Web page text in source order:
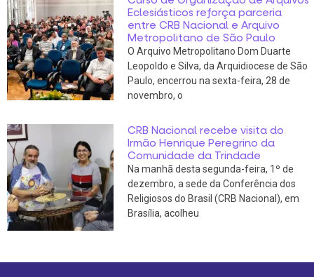
Eclesiásticos reforça parceria
entre CRB Nacional e Arquivo
Metropolitano de São Paulo
O Arquivo Metropolitano Dom Duarte
Leopoldo e Silva, da Arquidiocese de São
Paulo, encerrou na sexta-feira, 28 de
novembro, o
CRB Nacional recebe visita do
Irmão Henrique Peregrino da
Comunidade da Trindade
Na manhã desta segunda-feira, 1º de
dezembro, a sede da Conferência dos
Religiosos do Brasil (CRB Nacional), em
Brasília, acolheu